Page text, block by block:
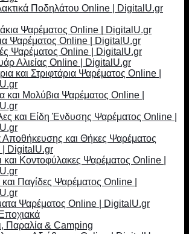
Ποδηλάτου Online | DigitalU.gr
Ψαρέματος Online | DigitalU.gr
Ψαρέματος Online | DigitalU.gr
Ψαρέματος Online | DigitalU.gr
Αλιείας Online | DigitalU.gr
και Στριφτάρια Ψαρέματος Online |
και Μολύβια Ψαρέματος Online |
και Είδη Ένδυσης Ψαρέματος Online |
Αποθήκευσης και Θήκες Ψαρέματος
| DigitalU.gr
και Κοντοφύλακες Ψαρέματος Online |
και Παγίδες Ψαρέματος Online |
Ψαρέματος Online | DigitalU.gr
Παραλία & Camping